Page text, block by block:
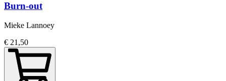
Burn-out
Mieke Lannoey
€ 21,50